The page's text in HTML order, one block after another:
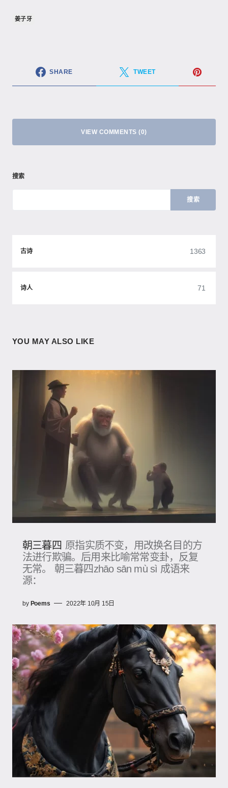
姜子牙
SHARE TWEET
VIEW COMMENTS (0)
搜索
搜索
古诗 1363
诗人 71
YOU MAY ALSO LIKE
朝三暮四 原指实质不变，用改换名目的方
法进行欺骗。后用来比喻常常变卦，反复
无常。 朝三暮四zhāo sān mù sì 成语来
源：
by Poems 2022年 10月 15日